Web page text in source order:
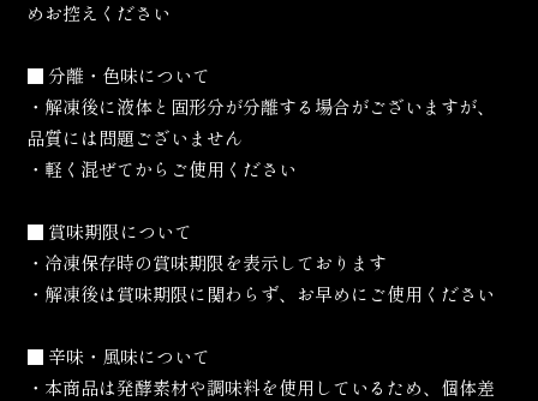
めお控えください
■ 分離・色味について
・解凍後に液体と固形分が分離する場合がございますが、
品質には問題ございません
・軽く混ぜてからご使用ください
■ 賞味期限について
・冷凍保存時の賞味期限を表示しております
・解凍後は賞味期限に関わらず、お早めにご使用ください
■ 辛味・風味について
・本商品は発酵素材や調味料を使用しているため、個体差